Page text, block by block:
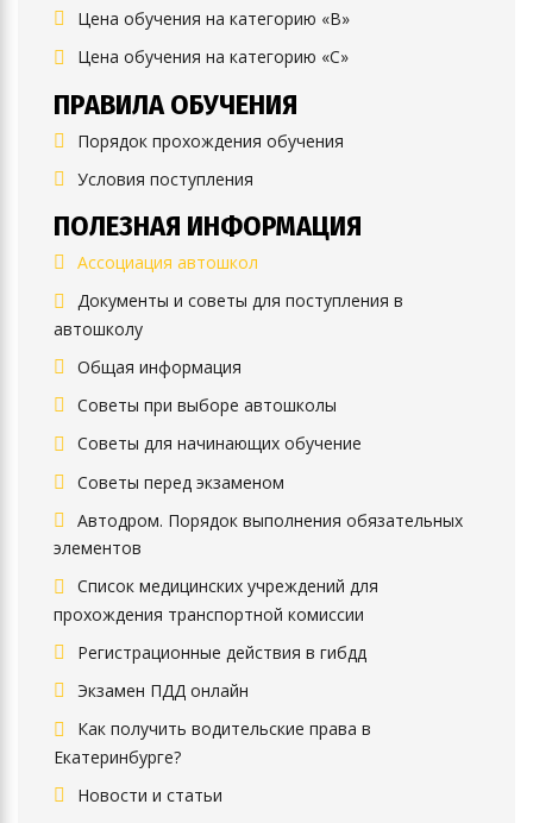
Цена обучения на категорию «B»
Цена обучения на категорию «C»
ПРАВИЛА ОБУЧЕНИЯ
Порядок прохождения обучения
Условия поступления
ПОЛЕЗНАЯ ИНФОРМАЦИЯ
Ассоциация автошкол
Документы и советы для поступления в
автошколу
Общая информация
Советы при выборе автошколы
Советы для начинающих обучение
Советы перед экзаменом
Автодром. Порядок выполнения обязательных
элементов
Список медицинских учреждений для
прохождения транспортной комиссии
Регистрационные действия в гибдд
Экзамен ПДД онлайн
Как получить водительские права в
Екатеринбурге?
Новости и статьи